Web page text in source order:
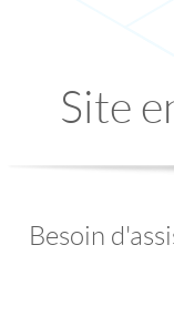
Site
Besoin